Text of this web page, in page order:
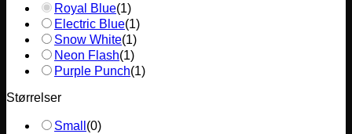
Royal Blue(1)
Electric Blue(1)
Snow White(1)
Neon Flash(1)
Purple Punch(1)
Størrelser
Small (0)